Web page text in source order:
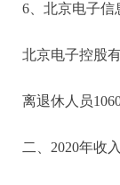
6、北京电子信
北京电子控股有
离退休人员1060
二、2020年收入